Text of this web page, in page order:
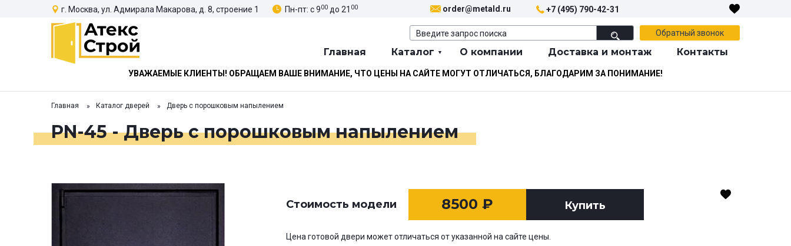
г. Москва, ул. Адмирала Макарова, д. 8, строение 1 Пн-пт: с 900 до 21 00 order@metald.ru +7 (495) 790-42-31
Обратный звонок
Главная Каталог О компании Доставка и монтаж Контакты
УВАЖАЕМЫЕ КЛИЕНТЫ! ОБРАЩАЕМ ВАШЕ ВНИМАНИЕ, ЧТО ЦЕНЫ НА САЙТЕ МОГУТ ОТЛИЧАТЬСЯ, БЛАГОДАРИМ ЗА ПОНИМАНИЕ!
Главная Каталог дверей Дверь с порошковым напылением
PN-45 - Дверь с порошковым напылением
Стоимость модели 8500 ₽ Купить
Цена готовой двери может отличаться от указанной на сайте цены.